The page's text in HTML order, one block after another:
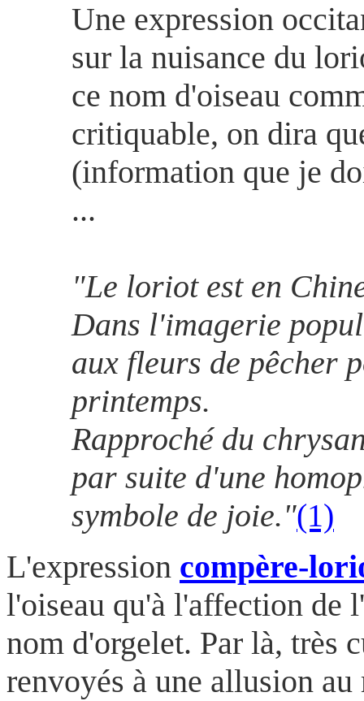
Une expression
sur la nuisance du
ce nom d'oiseau
critiquable, on dira
(information que je
...
"Le loriot est en
Dans l'imagerie
aux fleurs de pêcher
printemps.
Rapproché du
par suite d'une
symbole de joie."(1)
L'expression compère-
l'oiseau qu'à l'affection de
nom d'orgelet. Par là, très
renvoyés à une allusion au